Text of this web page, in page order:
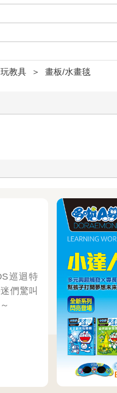
教具 ＞ 畫板/水畫毯
巡迴特
們驚叫